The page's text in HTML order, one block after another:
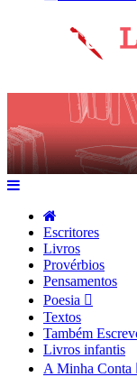
Escritores
Livros
Provérbios
Pensamentos
Poesia
Textos
Também
Livros infantis
A Minha Conta